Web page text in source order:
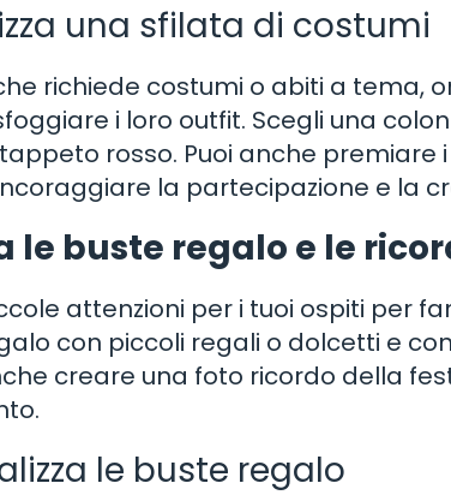
una sfilata di costumi
richiede costumi o abiti a tema,
i loro outfit. Scegli una
rosso. Puoi anche premiare
la partecipazione e la
le buste regalo e le
attenzioni per i tuoi ospiti per
con piccoli regali o dolcetti e
creare una foto ricordo della
le buste regalo